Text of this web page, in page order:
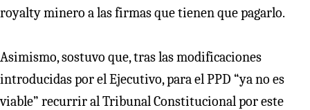
royalty minero a las firmas que tienen que pagarlo.
Asimismo, sostuvo que, tras las modificaciones
introducidas por el Ejecutivo, para el PPD “ya no es
viable” recurrir al Tribunal Constitucional por este